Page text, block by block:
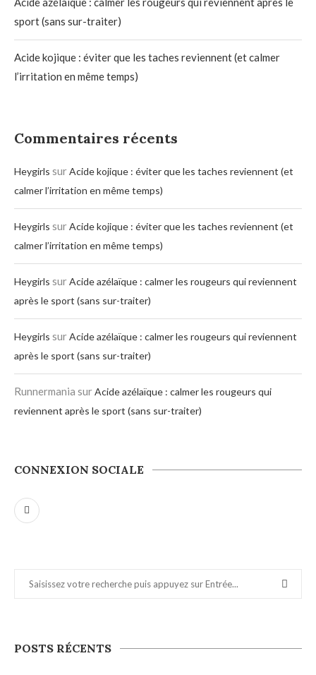
sport (sans sur-traiter)
Acide kojique : éviter que les taches reviennent (et calmer
l’irritation en même temps)
Commentaires récents
Heygirls surAcide kojique : éviter que les taches reviennent (et
calmer l’irritation en même temps)
Heygirls surAcide kojique : éviter que les taches reviennent (et
calmer l’irritation en même temps)
Heygirls surAcide azélaïque : calmer les rougeurs qui reviennent
après le sport (sans sur-traiter)
Heygirls surAcide azélaïque : calmer les rougeurs qui reviennent
après le sport (sans sur-traiter)
Runnermania surAcide azélaïque : calmer les rougeurs qui
reviennent après le sport (sans sur-traiter)
CONNEXION SOCIALE
POSTS RÉCENTS